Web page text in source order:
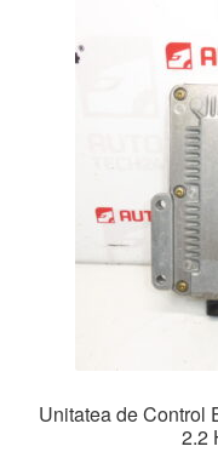
Unitatea de Control
2.2